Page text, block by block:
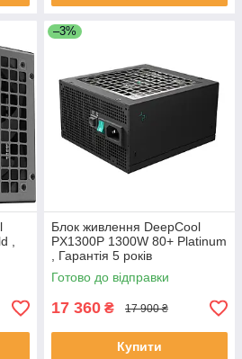
,
–3%
Блок живлення DeepCool
PX1300P 1300W 80+ Platinum
, Гарантія 5 років
Готово до відправки
17 360 ₴ 17 900 ₴
Купити